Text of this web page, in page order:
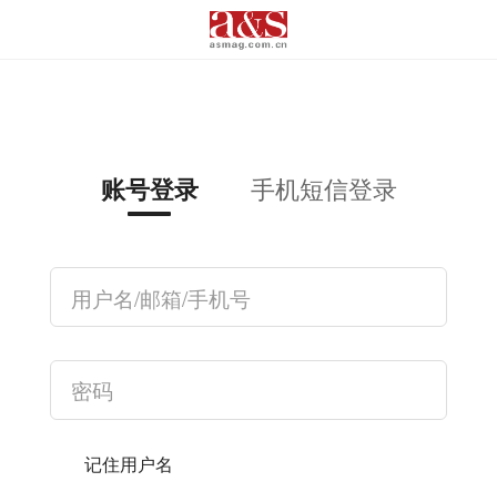
账号登录 手机短信登录
记住用户名